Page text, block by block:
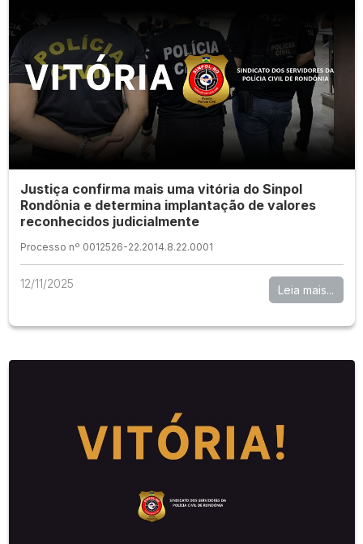
Justiça confirma mais uma vitória do Sinpol
Rondônia e determina implantação de valores
reconhecidos judicialmente
Processo nº 0012526-22.2014.8.22.0001
12/11/2025 Leia mais...